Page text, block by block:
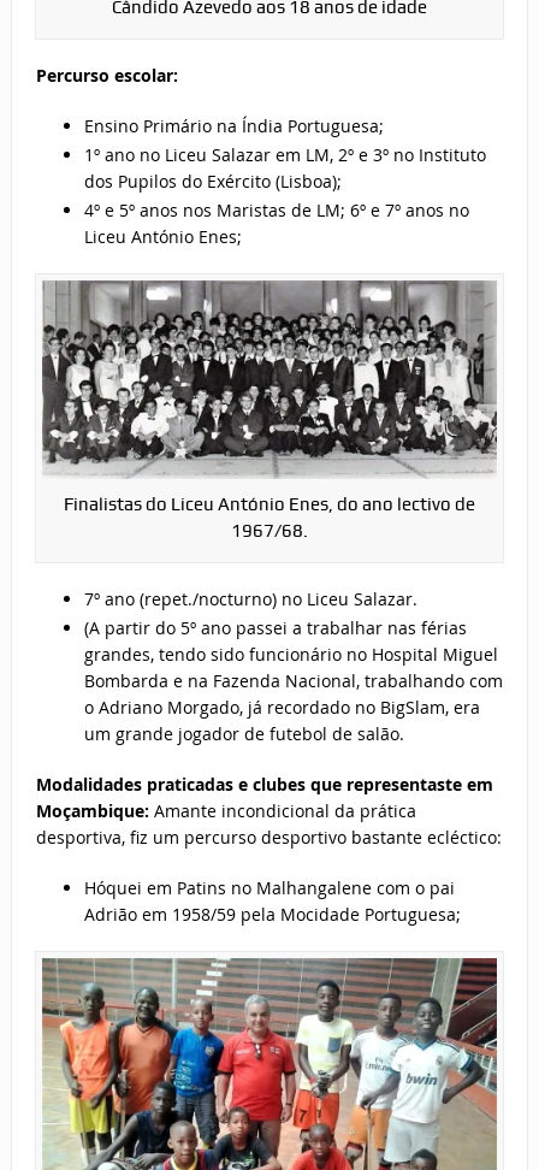
Cândido Azevedo aos 18 anos de idade
Percurso escolar:
Ensino Primário na Índia Portuguesa;
1º ano no Liceu Salazar em LM, 2º e 3º no Instituto
dos Pupilos do Exército (Lisboa);
4º e 5º anos nos Maristas de LM; 6º e 7º anos no
Liceu António Enes;
Finalistas do Liceu António Enes, do ano lectivo de
1967/68.
7º ano (repet./nocturno) no Liceu Salazar.
(A partir do 5º ano passei a trabalhar nas férias
grandes, tendo sido funcionário no Hospital Miguel
Bombarda e na Fazenda Nacional, trabalhando com
o Adriano Morgado, já recordado no BigSlam, era
um grande jogador de futebol de salão.
Modalidades praticadas e clubes que representaste em
Moçambique: Amante incondicional da prática
desportiva, fiz um percurso desportivo bastante ecléctico:
Hóquei em Patins no Malhangalene com o pai
Adrião em 1958/59 pela Mocidade Portuguesa;